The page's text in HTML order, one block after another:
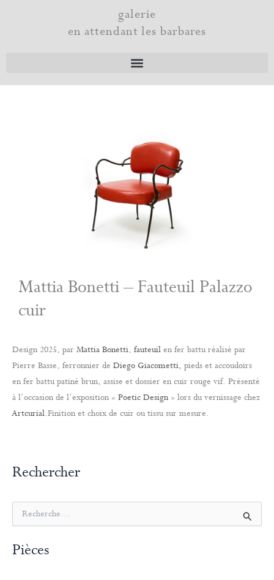
galerie
en attendant les barbares
Mattia Bonetti – Fauteuil Palazzo
cuir
Design 2025, par Mattia Bonetti, fauteuil en fer battu réalisé par
Pierre Basse, ferronnier de Diego Giacometti, pieds et accoudoirs
en fer battu patiné brun, assise et dossier en cuir rouge vif. Présenté
à l’occasion de l’exposition « Poetic Design » lors du vernissage chez
Artcurial.Finition et choix de cuir ou tissu sur mesure.
Rechercher
e
hPièces